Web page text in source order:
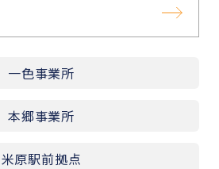
一色事業所
本郷事業所
米原駅前拠点